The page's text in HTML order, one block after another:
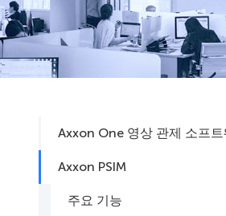
Axxon One 영상 관제 소프트
Axxon PSIM
주요 기능